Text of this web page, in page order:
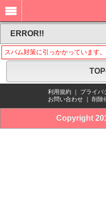
ERROR!!
スパム対策に引っかかっています。
利用規約 プライバ
お問い合わせ
削除
Copyright